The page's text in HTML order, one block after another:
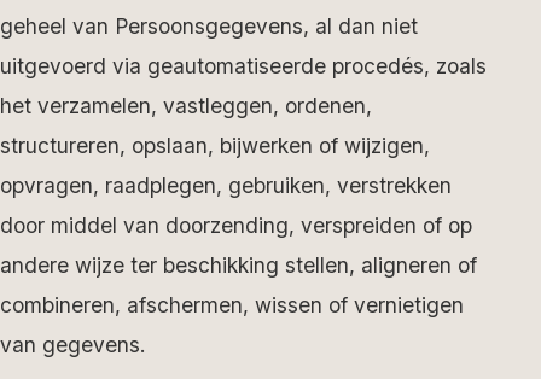
geheel van Persoonsgegevens, al dan niet
uitgevoerd via geautomatiseerde procedés, zoals
het verzamelen, vastleggen, ordenen,
structureren, opslaan, bijwerken of wijzigen,
opvragen, raadplegen, gebruiken, verstrekken
door middel van doorzending, verspreiden of op
andere wijze ter beschikking stellen, aligneren of
combineren, afschermen, wissen of vernietigen
van gegevens.